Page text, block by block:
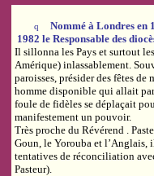
q
Nommé à Londres en
1982 le Responsable des
Il sillonna les Pays et surtout
Amérique) inlassablement.
paroisses, présider des fêtes de
homme disponible qui allait
foule de fidèles se déplaçait
manifestement un pouvoir.
Très proche du Révérend .
Goun, le Yorouba et l’Anglais,
tentatives de réconciliation
Pasteur).